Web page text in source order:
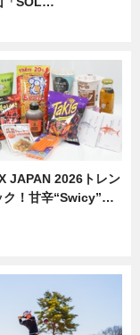
JAPAN 2026トレン
ク！甘辛“Swicy”…